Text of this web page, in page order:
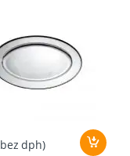
bez dph)